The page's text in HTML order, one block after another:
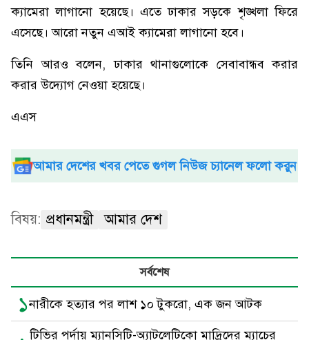
ক্যামেরা লাগানো হয়েছে। এতে ঢাকার সড়কে শৃঙ্খলা ফিরে
এসেছে। আরো নতুন এআই ক্যামেরা লাগানো হবে।
তিনি আরও বলেন, ঢাকার থানাগুলোকে সেবাবান্ধব করার
করার উদ্যোগ নেওয়া হয়েছে।
এএস
আমার দেশের খবর পেতে গুগল নিউজ চ্যানেল ফলো করুন
বিষয়: প্রধানমন্ত্রী আমার দেশ
সর্বশেষ
১নারীকে হত্যার পর লাশ ১০ টুকরো, এক জন আটক
টিভির পর্দায় ম্যানসিটি-অ্যাটলেটিকো মাদ্রিদের ম্যাচের